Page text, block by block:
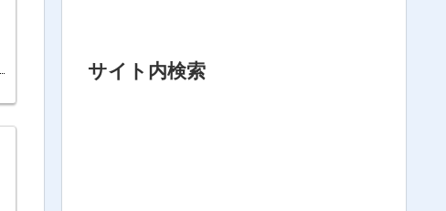
サイト内検索